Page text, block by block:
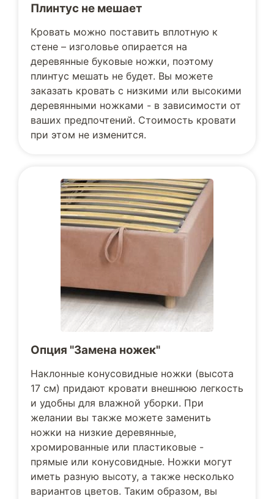
Плинтус не мешает
Кровать можно поставить вплотную к
стене – изголовье опирается на
деревянные буковые ножки, поэтому
плинтус мешать не будет. Вы можете
заказать кровать с низкими или высокими
деревянными ножками - в зависимости от
ваших предпочтений. Стоимость кровати
при этом не изменится.
Опция "Замена ножек"
Наклонные конусовидные ножки (высота
17 см) придают кровати внешнюю легкость
и удобны для влажной уборки. При
желании вы также можете заменить
ножки на низкие деревянные,
хромированные или пластиковые -
прямые или конусовидные. Ножки могут
иметь разную высоту, а также несколько
вариантов цветов. Таким образом, вы